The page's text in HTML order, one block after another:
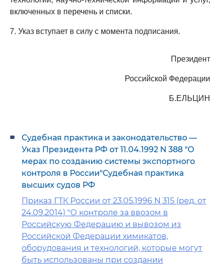
включенных в перечень и списки.
7. Указ вступает в силу с момента подписания.
Президент
Российской Федерации
Б.ЕЛЬЦИН
Судебная практика и законодательство —
Указ Президента РФ от 11.04.1992 N 388 "О
мерах по созданию системы экспортного
контроля в России"Судебная практика
высших судов РФ
Приказ ГТК России от 23.05.1996 N 315 (ред. от
24.09.2014) "О контроле за ввозом в
Российскую Федерацию и вывозом из
Российской Федерации химикатов,
оборудования и технологий, которые могут
быть использованы при создании